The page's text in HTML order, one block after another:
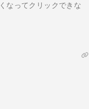
なってクリックできな